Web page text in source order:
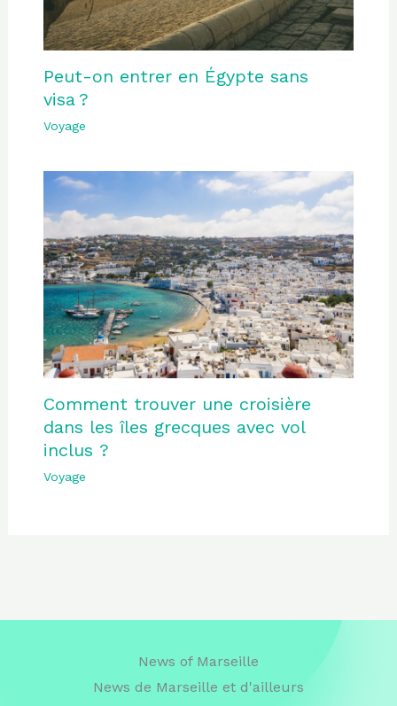
Peut-on entrer en Égypte sans
visa ?
Voyage
Comment trouver une croisière
dans les îles grecques avec vol
inclus ?
Voyage
News of Marseille
News de Marseille et d'ailleurs